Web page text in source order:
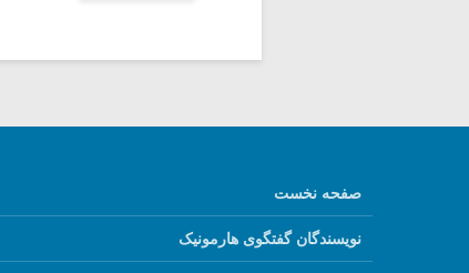
صفحه نخست
نویسندگان گفتگوی هارمونیک